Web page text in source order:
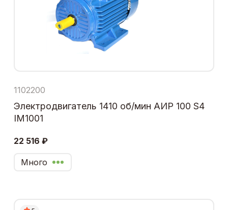
1102200
Электродвигатель 1410 об/мин АИР 100 S4
IM1001
22 516 ₽
Много